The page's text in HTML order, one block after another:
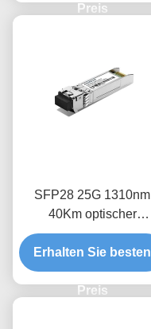
Preis
SFP28 25G 1310nm
40Km optischer
Empfängermodul
Erhalten Sie besten
Preis